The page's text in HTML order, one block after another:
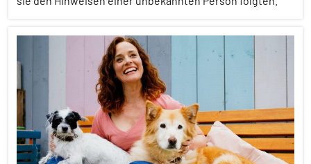
Alle
Tiergruppen